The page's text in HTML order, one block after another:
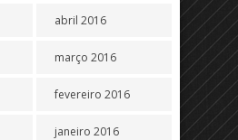
abril 2016
março 2016
fevereiro 2016
janeiro 2016